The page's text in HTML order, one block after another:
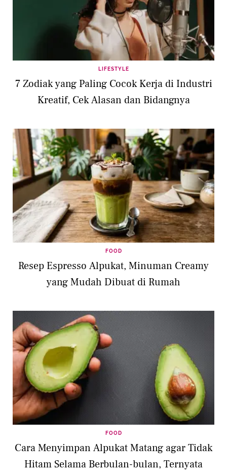
LIFESTYLE
7 Zodiak yang Paling Cocok Kerja di Industri
Kreatif, Cek Alasan dan Bidangnya
FOOD
Resep Espresso Alpukat, Minuman Creamy
yang Mudah Dibuat di Rumah
FOOD
Cara Menyimpan Alpukat Matang agar Tidak
Hitam Selama Berbulan-bulan, Ternyata